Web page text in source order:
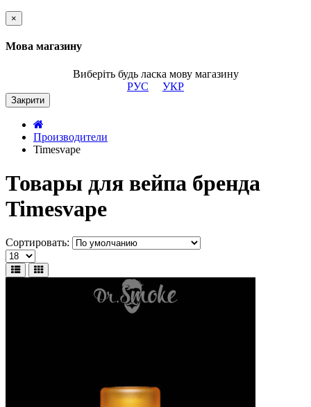
×
Мова магазину
Виберіть будь ласка мову магазину
РУС
УКР
Закрити
Производители
Timesvape
Товары для вейпа бренда
Timesvape
Сортировать: